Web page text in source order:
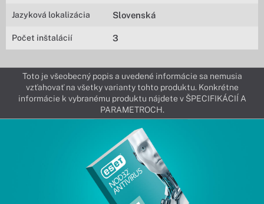
Jazyková lokalizácia Slovenská
Počet inštalácií 3
Toto je všeobecný popis a uvedené informácie sa nemusia
vzťahovať na všetky varianty tohto produktu. Konkrétne
informácie k vybranému produktu nájdete v ŠPECIFIKÁCIÍ A
PARAMETROCH.